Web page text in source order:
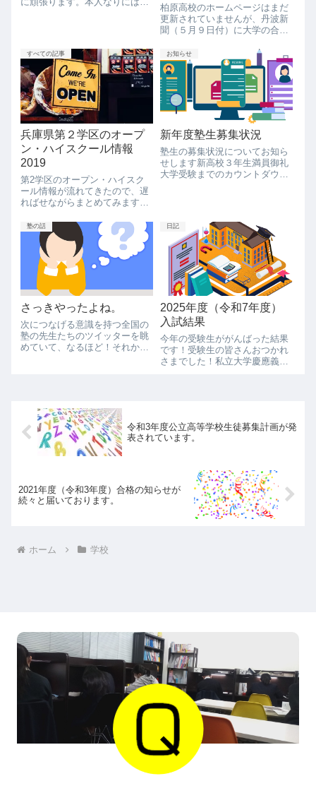
ます。この時期に、それなりに
頑張れない生徒につける薬は持
ち合わせていない...
た。
柏原高校のホームページはまだ
更新されていませんが、丹波新
聞（５月９日付）に大学の合格
とめてみました。国公立大学京
都大・大阪大・神戸大今年も大
阪大学の合格者がいますね。毎
年合格者が出ているのは、後輩
たちのモチベーシ...
すべての記事
兵庫県第２学区のオープ
ン・ハイスクール情報
2019
第2学区のオープン・ハイスク
ール情報が流れてきたので、遅
ればせながらまとめてみます。
を抜粋しています。宝塚北高校
第1回：5月18日（土）－ 北高を
知る －【日時】令和元年5月18
日(土)【場所】県立宝塚北高等
学校...
お知らせ
新年度塾生募集状況
塾生の募集状況についてお知ら
せします新高校３年生満員御礼
大学受験までのカウントダウン
そろ手遅れになる時期だと思っ
てください思っている以上に仕
上げなければなら...
塾の話
さっきやったよね。
次につなげる意識を持つ全国の
塾の先生たちのツイッターを眺
めていて、なるほど！それか！
「これさっきの問題...
日記
2025年度（令和7年度）
入試結果
今年の受験生ががんばった結果
です！受験生の皆さんおつかれ
さまでした！私立大学慶應義塾
部関西大学・政策...
令和3年度公立高等学校生徒募集計画が発
表されています。
2021年度（令和3年度）合格の知らせが
続々と届いております。
ホーム 学校